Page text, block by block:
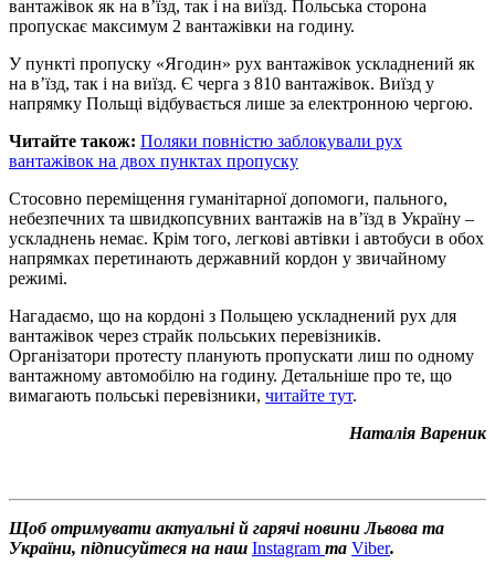
вантажівок як на в’їзд, так і на виїзд. Польська сторона
пропускає максимум 2 вантажівки на годину.
У пункті пропуску «Ягодин» рух вантажівок ускладнений як
на в’їзд, так і на виїзд. Є черга з 810 вантажівок. Виїзд у
напрямку Польщі відбувається лише за електронною чергою.
Читайте також: Поляки повністю заблокували рух
вантажівок на двох пунктах пропуску
Стосовно переміщення гуманітарної допомоги, пального,
небезпечних та швидкопсувних вантажів на в’їзд в Україну –
ускладнень немає. Крім того, легкові автівки і автобуси в обох
напрямках перетинають державний кордон у звичайному
режимі.
Нагадаємо, що на кордоні з Польщею ускладнений рух для
вантажівок через страйк польських перевізників.
Організатори протесту планують пропускати лиш по одному
вантажному автомобілю на годину. Детальніше про те, що
вимагають польські перевізники, читайте тут.
Наталія Вареник
Щоб отримувати актуальні й гарячі новини Львова та
України, підписуйтеся на наш Instagram та Viber.